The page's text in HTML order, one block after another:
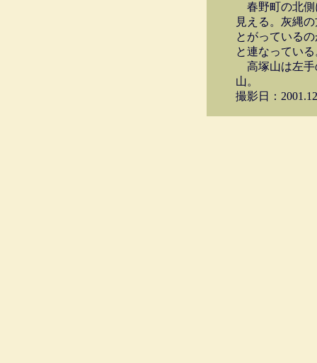
春野町の北側
見える。灰縄
とがっている
と連なってい
高塚山は左手
山。
撮影日：